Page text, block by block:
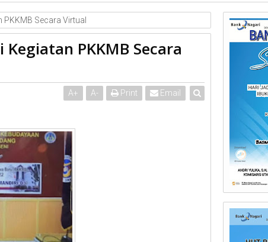
Secara Virtual
PKKMB Secara
A+ A- Print Email